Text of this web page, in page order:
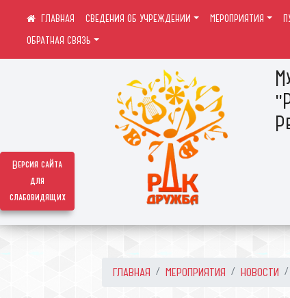
Версия сайта
для
слабовидящих
СВЕДЕНИЯ ОБ УЧРЕЖДЕНИИ МЕРОПРИЯТИЯ
ОБРАТНАЯ СВЯЗЬ
ГЛАВНАЯ МЕРОПРИЯТИЯ НОВОСТИ